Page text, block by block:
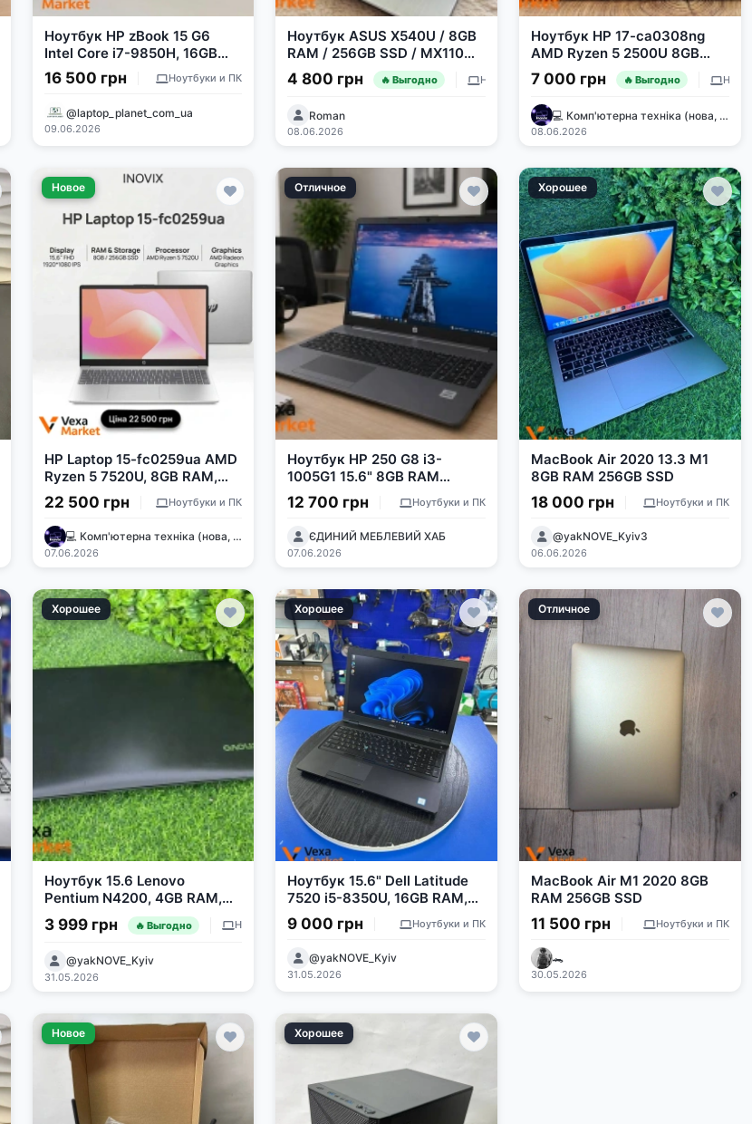
Ноутбук HP zBook 15 G6
Intel Core i7-9850H, 16GB
RAM, 256GB SSD, NVIDIA
Quadro T1000 4GB
16 500 грн Ноутбуки и ПК
@laptop_planet_com_ua
09.06.2026
Ноутбук ASUS X540U / 8GB
RAM / 256GB SSD / MX110
2GB / 15.6" / Intel Pentium
4415U
4 800 грн 🔥 Выгодно
Roman
08.06.2026
Ноутбук HP 17-ca0308ng
AMD Ryzen 5 2500U 8GB
RAM 256GB SSD 17.3" FHD
7 000 грн 🔥 Выгодно
💻 Комп'ютерна техніка (нова, бу)🖥
08.06.2026
Новое
HP Laptop 15-fc0259ua AMD
Ryzen 5 7520U, 8GB RAM,
256GB SSD, 15.6" FHD IPS
22 500 грн Ноутбуки и ПК
💻 Комп'ютерна техніка (нова, бу)🖥
07.06.2026
Отличное
Ноутбук HP 250 G8 i3-
1005G1 15.6" 8GB RAM
256GB SSD
12 700 грн Ноутбуки и ПК
ЄДИНИЙ МЕБЛЕВИЙ ХАБ
07.06.2026
Хорошее
MacBook Air 2020 13.3 M1
8GB RAM 256GB SSD
18 000 грн Ноутбуки и ПК
@yakNOVE_Kyiv3
06.06.2026
Хорошее
Ноутбук 15.6 Lenovo
Pentium N4200, 4GB RAM,
256GB SSD
3 999 грн 🔥 Выгодно Ноутбуки и ПК
@yakNOVE_Kyiv
31.05.2026
Хорошее
Ноутбук 15.6" Dell Latitude
7520 i5-8350U, 16GB RAM,
256GB SSD, MX 130 2GB
9 000 грн Ноутбуки и ПК
@yakNOVE_Kyiv
31.05.2026
Отличное
MacBook Air M1 2020 8GB
RAM 256GB SSD
11 500 грн Ноутбуки и ПК
🐊
30.05.2026
Новое Хорошее